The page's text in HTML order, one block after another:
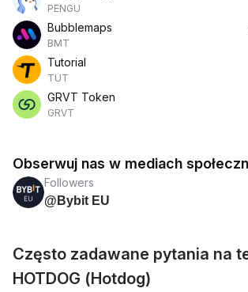
PENGU
Bubblemaps
BMT
Tutorial
TUT
GRVT Token
GRVT
Obserwuj nas w mediach
Followers
@Bybit EU
Często zadawane pytania na
HOTDOG (Hotdog)